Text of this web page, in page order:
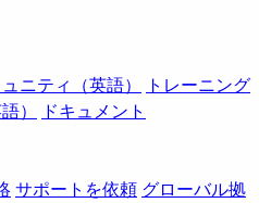
ニティ（英語）
トレーニング
）
ドキュメント
サポートを依頼 グローバル拠